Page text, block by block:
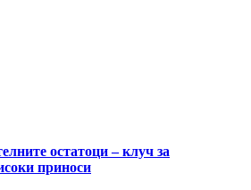
остатоци – клуч за
приноси